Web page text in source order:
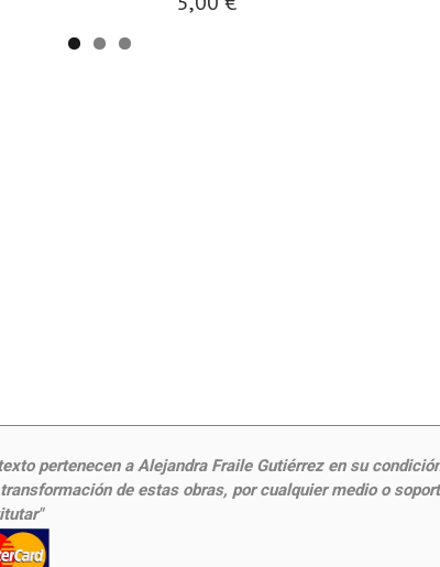
pertenecen a Alejandra Fraile Gutiérrez en su
de estas obras, por cualquier medio o